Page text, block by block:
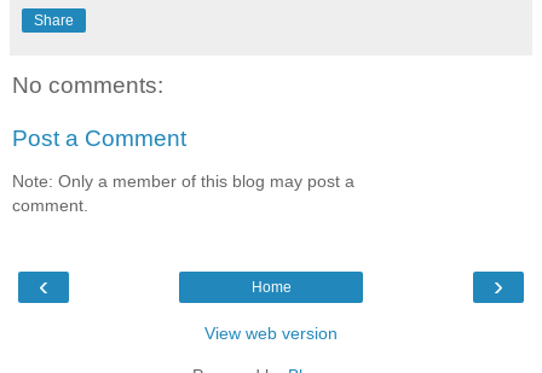
Share
No comments:
Post a Comment
Note: Only a member of this blog may post a
comment.
‹ ›
Home
View web version